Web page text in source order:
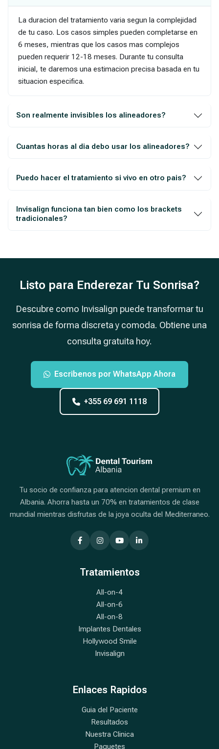
La duracion del tratamiento varia segun la complejidad
de tu caso. Los casos simples pueden completarse en
6 meses, mientras que los casos mas complejos
pueden requerir 12-18 meses. Durante tu consulta
inicial, te daremos una estimacion precisa basada en tu
situacion especifica.
Son realmente invisibles los alineadores?
Cuantas horas al dia debo usar los alineadores?
Puedo hacer el tratamiento si vivo en otro pais?
Invisalign funciona tan bien como los brackets
tradicionales?
Listo para Enderezar Tu Sonrisa?
Descubre como Invisalign puede transformar tu
sonrisa de forma discreta y comoda. Obtiene una
consulta gratuita hoy.
Escribenos por WhatsApp Ahora
+355 69 691 1118
Tu socio de confianza para atencion dental premium en
Albania. Ahorra hasta un 70% en tratamientos de clase
mundial mientras disfrutas de la joya oculta del Mediterraneo.
Tratamientos
All-on-4
All-on-6
All-on-8
Implantes Dentales
Hollywood Smile
Invisalign
Enlaces Rapidos
Guia del Paciente
Resultados
Nuestra Clinica
Paquetes